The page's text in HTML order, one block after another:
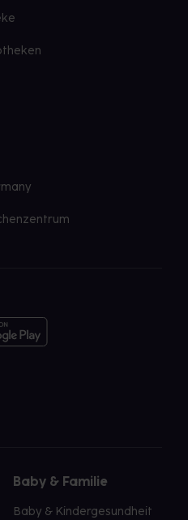
Baby & Familie
Baby & Kindergesundheit